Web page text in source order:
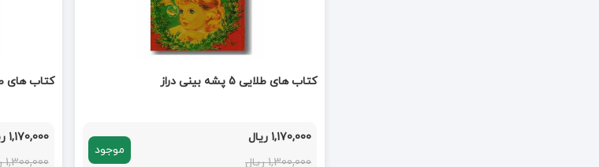
کتاب های طلایی 5 پشه بینی دراز
1,170,000 ریال
1,300,000 ریال
موجود
کتاب های طلایی 6 آرتور شاه
1,170,000 ریال
1,300,000 ریال